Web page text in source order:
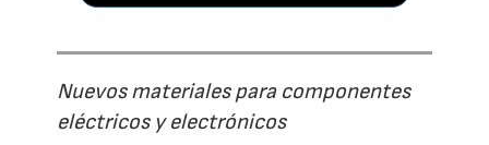
Nuevos materiales para componentes
eléctricos y electrónicos